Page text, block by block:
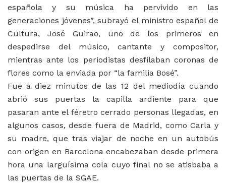
española y su música ha pervivido en las
generaciones jóvenes”, subrayó el ministro español de
Cultura, José Guirao, uno de los primeros en
despedirse del músico, cantante y compositor,
mientras ante los periodistas desfilaban coronas de
flores como la enviada por “la familia Bosé”.
Fue a diez minutos de las 12 del mediodía cuando
abrió sus puertas la capilla ardiente para que
pasaran ante el féretro cerrado personas llegadas, en
algunos casos, desde fuera de Madrid, como Carla y
su madre, que tras viajar de noche en un autobús
con origen en Barcelona encabezaban desde primera
hora una larguísima cola cuyo final no se atisbaba a
las puertas de la SGAE.